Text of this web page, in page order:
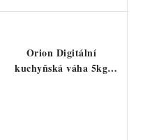
Orion Digitální
kuchyňská váha 5kg